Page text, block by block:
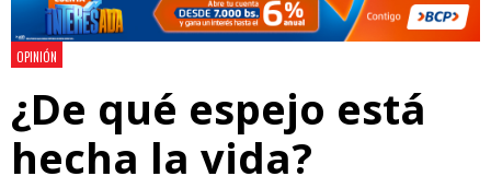
OPINIÓN
¿De qué espejo está
hecha la vida?